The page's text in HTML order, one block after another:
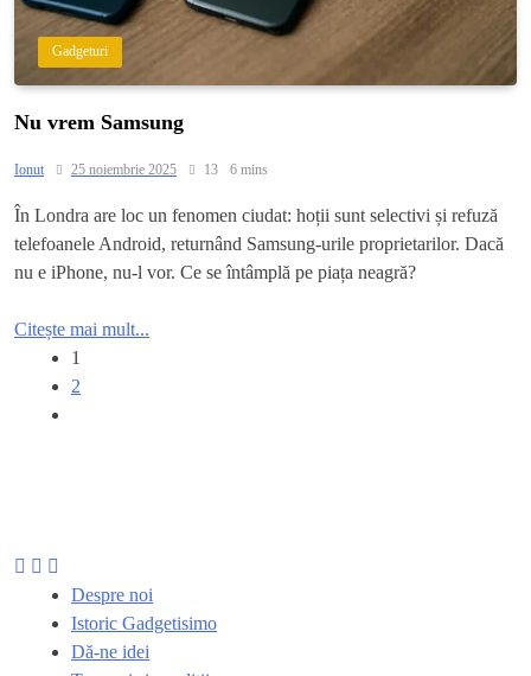
Gadgeturi
Nu vrem Samsung
Ionut 25 noiembrie 2025 13 6 mins
În Londra are loc un fenomen ciudat: hoții sunt selectivi și refuză
telefoanele Android, returnând Samsung-urile proprietarilor. Dacă
nu e iPhone, nu-l vor. Ce se întâmplă pe piața neagră?
Citește mai mult...
1
2
Despre noi
Istoric Gadgetisimo
Dă-ne idei